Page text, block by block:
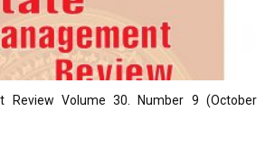
Review Volume 30. Number 9 (October